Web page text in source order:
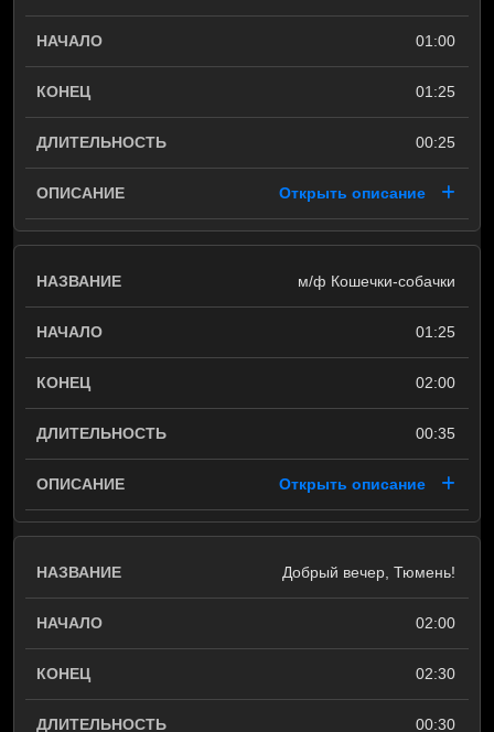
01:00
01:25
00:25
Открыть описание
м/ф Кошечки-собачки
01:25
02:00
00:35
Открыть описание
Добрый вечер, Тюмень!
02:00
02:30
00:30